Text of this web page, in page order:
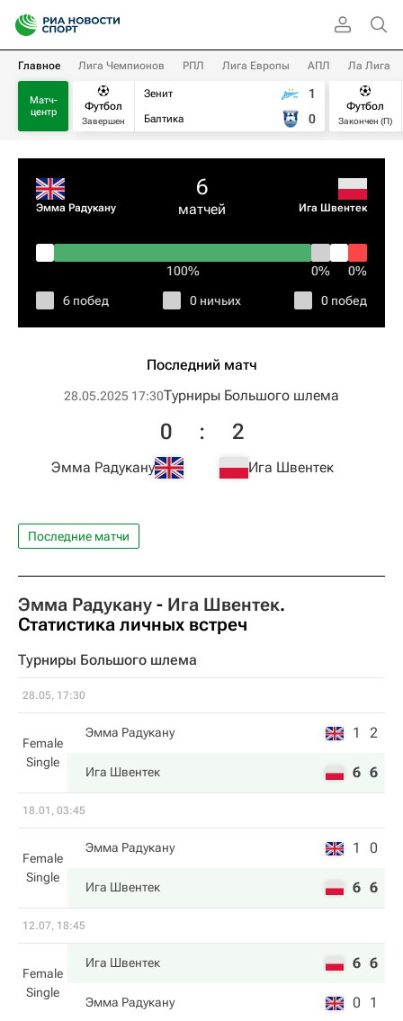
Главное Лига Чемпионов РПЛ Лига Европы АПЛ Ла Лига
Матч-
центр
Футбол
Завершен
Зенит
Балтика
1
0
Футбол
Закончен (П)
Эмма Радукану
6
матчей Ига Швентек
100% 0% 0%
6 побед 0 ничьих 0 побед
Последний матч
28.05.2025 17:30Турниры Большого шлема
Эмма Радукану
0 : 2
Ига Швентек
Последние матчи
Эмма Радукану - Ига Швентек.
Статистика личных встреч
Турниры Большого шлема
28.05, 17:30
Female
Single
Эмма Радукану 1 2
Ига Швентек 6 6
18.01, 03:45
Female
Single
Эмма Радукану 1 0
Ига Швентек 6 6
12.07, 18:45
Female
Single
Ига Швентек 6 6
Эмма Радукану 0 1